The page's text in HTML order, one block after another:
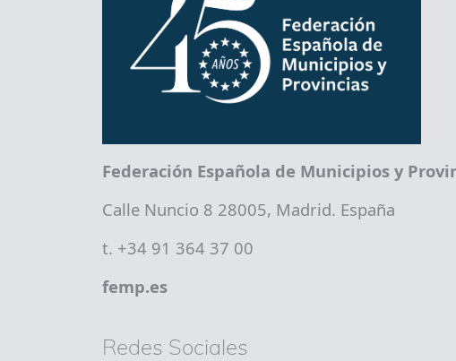
Federación Española de Municipios y
Calle Nuncio 8 28005, Madrid. España
t. +34 91 364 37 00
femp.es
Redes Sociales